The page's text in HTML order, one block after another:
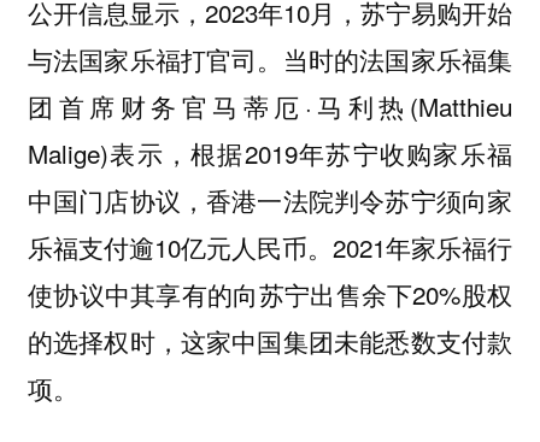
公开信息显示，2023年10月，苏宁易购开始
与法国家乐福打官司。当时的法国家乐福集
团首席财务官马蒂厄·马利热(Matthieu
Malige)表示，根据2019年苏宁收购家乐福
中国门店协议，香港一法院判令苏宁须向家
乐福支付逾10亿元人民币。2021年家乐福行
使协议中其享有的向苏宁出售余下20%股权
的选择权时，这家中国集团未能悉数支付款
项。